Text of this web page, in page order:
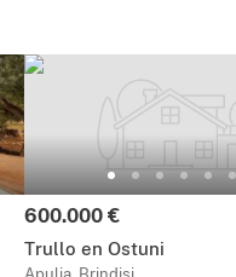
Precio:
600.000 €
Trullo en Ostuni